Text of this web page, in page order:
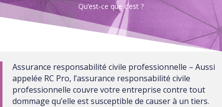
Qu’est-ce que c’est ?
Assurance responsabilité civile professionnelle – Aussi
appelée RC Pro, l’assurance responsabilité civile
professionnelle couvre votre entreprise contre tout
dommage qu’elle est susceptible de causer à un tiers.